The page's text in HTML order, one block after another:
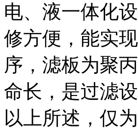
电、液一体化
修方便，能实
序，滤板为聚
命长，是过滤
以上所述，仅